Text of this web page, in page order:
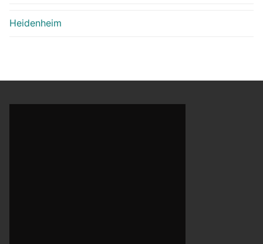
Heidenheim